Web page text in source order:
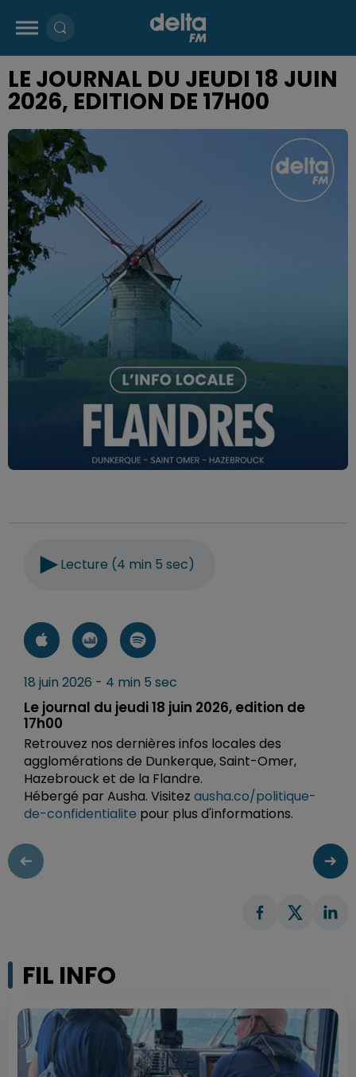
LE JOURNAL DU JEUDI 18 JUIN
2026, EDITION DE 17H00
Lecture (4 min 5 sec)
18 juin 2026 - 4 min 5 sec
Le journal du jeudi 18 juin 2026, edition de
17h00
Retrouvez nos dernières infos locales des
agglomérations de Dunkerque, Saint-Omer,
Hazebrouck et de la Flandre.
Hébergé par Ausha. Visitez ausha.co/politique-
de-confidentialite pour plus d'informations.
FIL INFO